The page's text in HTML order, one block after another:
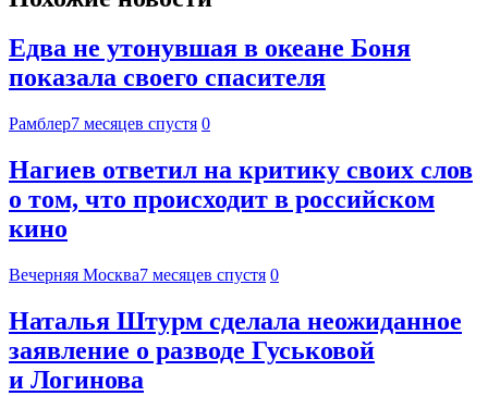
Едва не утонувшая в океане Боня
показала своего спасителя
Рамблер7 месяцев спустя 0
Нагиев ответил на критику своих слов
о том, что происходит в российском
кино
Вечерняя Москва7 месяцев спустя 0
Наталья Штурм сделала неожиданное
заявление о разводе Гуськовой
и Логинова